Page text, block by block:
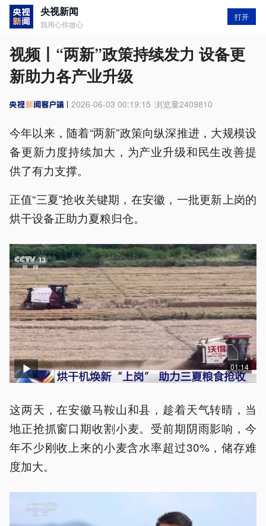
央视新闻
我用心你放心
打开
视频丨“两新”政策持续发力 设备更
新助力各产业升级
2026-06-03 00:19:15 浏览量2409810
今年以来，随着“两新”政策向纵深推进，大规模设
备更新力度持续加大，为产业升级和民生改善提
供了有力支撑。
正值“三夏”抢收关键期，在安徽，一批更新上岗的
烘干设备正助力夏粮归仓。
01:14
这两天，在安徽马鞍山和县，趁着天气转晴，当
地正抢抓窗口期收割小麦。受前期阴雨影响，今
年不少刚收上来的小麦含水率超过30%，储存难
度加大。